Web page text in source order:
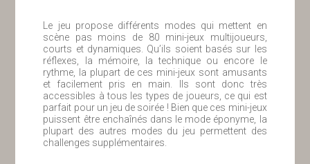
Le jeu propose différents modes qui mettent en
scène pas moins de 80 mini-jeux multijoueurs,
courts et dynamiques. Qu’ils soient basés sur les
réflexes, la mémoire, la technique ou encore le
rythme, la plupart de ces mini-jeux sont amusants
et facilement pris en main. Ils sont donc très
accessibles à tous les types de joueurs, ce qui est
parfait pour un jeu de soirée ! Bien que ces mini-jeux
puissent être enchaînés dans le mode éponyme, la
plupart des autres modes du jeu permettent des
challenges supplémentaires.